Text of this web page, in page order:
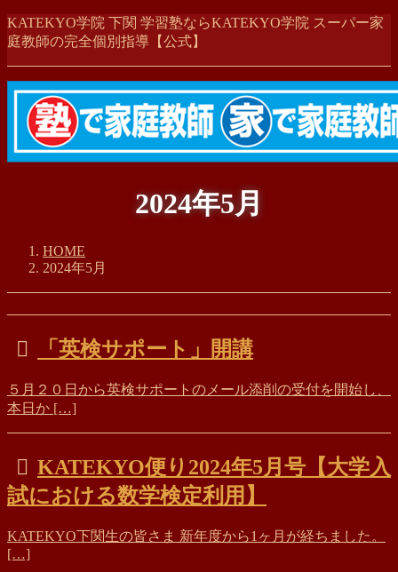
コ
ン
ン
ツ
動
ナ
ビ
ー
シ
に
KATEKYO学院 下関 学習塾ならKATEKYO学院 スーパー家
庭教師の完全個別指導【公式】
2024年5月
HOME
2024年5月
「英検サポート」開講
５月２０日から英検サポートのメール添削の受付を開始し、
本日か […]
KATEKYO便り2024年5月号【大学入
試における数学検定利用】
KATEKYO下関生の皆さま 新年度から1ヶ月が経ちました。
[…]